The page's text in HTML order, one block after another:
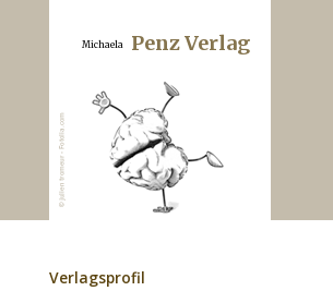
Michaela Penz Verlag
Verlagsprofil